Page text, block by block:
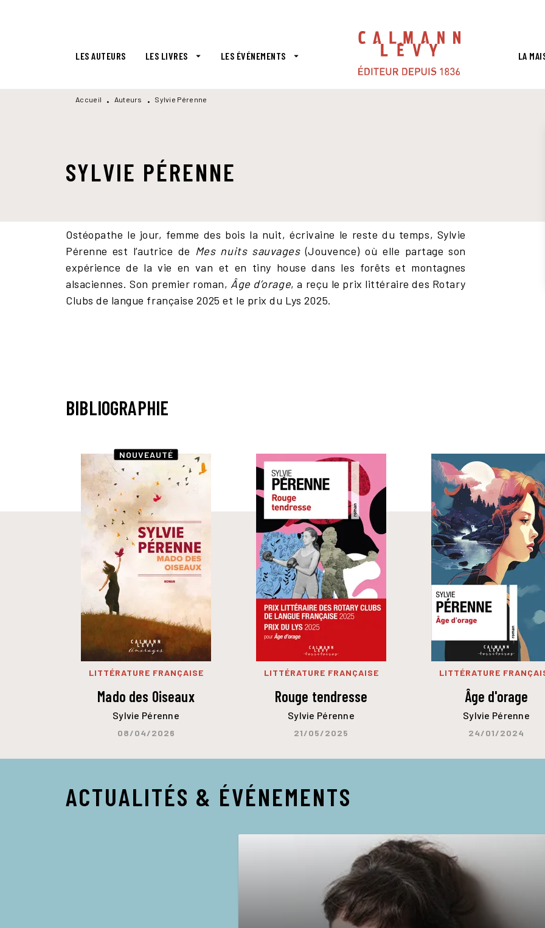
LES AUTEURS LES LIVRES arrow_drop_down LES ÉVÉNEMENTS arrow_drop_down LA
Accueil • Auteurs • Sylvie Pérenne
SYLVIE PÉRENNE
Ostéopathe le jour, femme des bois la nuit, écrivaine le reste du temps, Sylvie
Pérenne est l’autrice de Mes nuits sauvages(Jouvence) où elle partage son
expérience de la vie en van et en tiny house dans les forêts et montagnes
alsaciennes. Son premier roman, Âge d’orage, a reçu le prix littéraire des Rotary
Clubs de langue française 2025 et le prix du Lys 2025.
BIBLIOGRAPHIE
NOUVEAUTÉ
LITTÉRATURE FRANÇAISE
Mado des Oiseaux
Sylvie Pérenne
08/04/2026
LITTÉRATURE FRANÇAISE
Rouge tendresse
Sylvie Pérenne
21/05/2025
LITTÉRATURE
Âge d'orage
Sylvie Pérenne
24/01/2024
ACTUALITÉS & ÉVÉNEMENTS